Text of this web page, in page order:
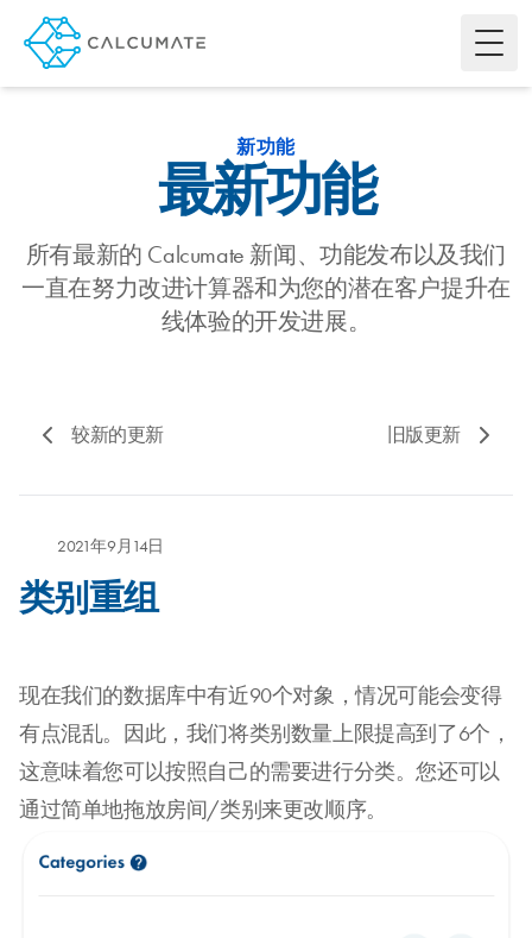
新功能
最新功能
所有最新的 Calcumate 新闻、功能发布以及我们
一直在努力改进计算器和为您的潜在客户提升在
线体验的开发进展。
较新的更新 旧版更新
2021年9月14日
类别重组
现在我们的数据库中有近90个对象，情况可能会变得
有点混乱。因此，我们将类别数量上限提高到了6个，
这意味着您可以按照自己的需要进行分类。您还可以
通过简单地拖放房间/类别来更改顺序。